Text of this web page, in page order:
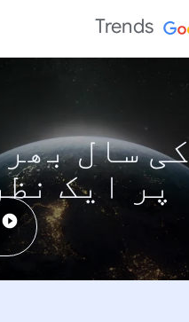
Trends
2023 کی سال
پر ایک